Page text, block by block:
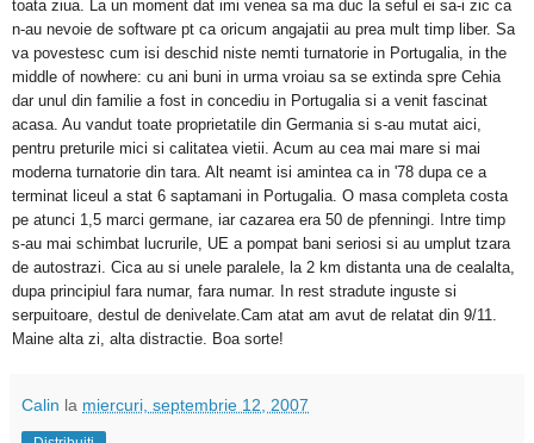
toata ziua. La un moment dat imi venea sa ma duc la seful ei sa-i zic ca
n-au nevoie de software pt ca oricum angajatii au prea mult timp liber. Sa
va povestesc cum isi deschid niste nemti turnatorie in Portugalia, in the
middle of nowhere: cu ani buni in urma vroiau sa se extinda spre Cehia
dar unul din familie a fost in concediu in Portugalia si a venit fascinat
acasa. Au vandut toate proprietatile din Germania si s-au mutat aici,
pentru preturile mici si calitatea vietii. Acum au cea mai mare si mai
moderna turnatorie din tara. Alt neamt isi amintea ca in '78 dupa ce a
terminat liceul a stat 6 saptamani in Portugalia. O masa completa costa
pe atunci 1,5 marci germane, iar cazarea era 50 de pfenningi. Intre timp
s-au mai schimbat lucrurile, UE a pompat bani seriosi si au umplut tzara
de autostrazi. Cica au si unele paralele, la 2 km distanta una de cealalta,
dupa principiul fara numar, fara numar. In rest stradute inguste si
serpuitoare, destul de denivelate.Cam atat am avut de relatat din 9/11.
Maine alta zi, alta distractie. Boa sorte!
Calin la miercuri, septembrie 12, 2007